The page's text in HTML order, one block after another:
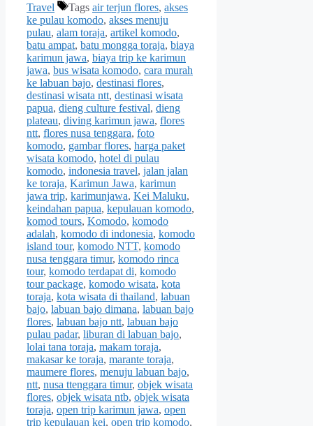
Travel
Tags air terjun flores, akses
ke pulau komodo, akses menuju
pulau, alam toraja, artikel komodo,
batu ampat, batu mongga toraja, biaya
karimun jawa, biaya trip ke karimun
jawa, bus wisata komodo, cara murah
ke labuan bajo, destinasi flores,
destinasi wisata ntt, destinasi wisata
papua, dieng culture festival, dieng
plateau, diving karimun jawa, flores
ntt, flores nusa tenggara, foto
komodo, gambar flores, harga paket
wisata komodo, hotel di pulau
komodo, indonesia travel, jalan jalan
ke toraja, Karimun Jawa, karimun
jawa trip, karimunjawa, Kei Maluku,
keindahan papua, kepulauan komodo,
komod tours, Komodo, komodo
adalah, komodo di indonesia, komodo
island tour, komodo NTT, komodo
nusa tenggara timur, komodo rinca
tour, komodo terdapat di, komodo
tour package, komodo wisata, kota
toraja, kota wisata di thailand, labuan
bajo, labuan bajo dimana, labuan bajo
flores, labuan bajo ntt, labuan bajo
pulau padar, liburan di labuan bajo,
lolai tana toraja, makam toraja,
makasar ke toraja, marante toraja,
maumere flores, menuju labuan bajo,
ntt, nusa ttenggara timur, objek wisata
flores, objek wisata ntb, objek wisata
toraja, open trip karimun jawa, open
trip kepulauan kei, open trip komodo,